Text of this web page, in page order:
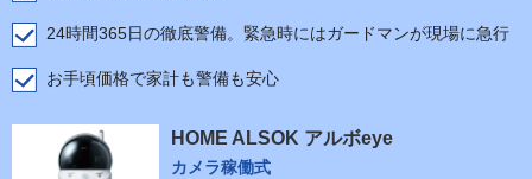
24時間365日の徹底警備。緊急時にはガードマンが現場に急行
お手頃価格で家計も警備も安心
HOME ALSOK アルボeye
カメラ稼働式